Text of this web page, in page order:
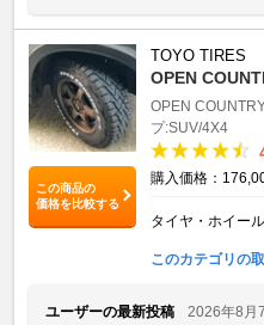
この商品の
価格を比較する
TOYO TIRES
OPEN
OPEN
プ:SUV/4X4
購入価格：
タイヤ・ホイール
このカテゴリの
ユーザーの最新投稿
2026年8月